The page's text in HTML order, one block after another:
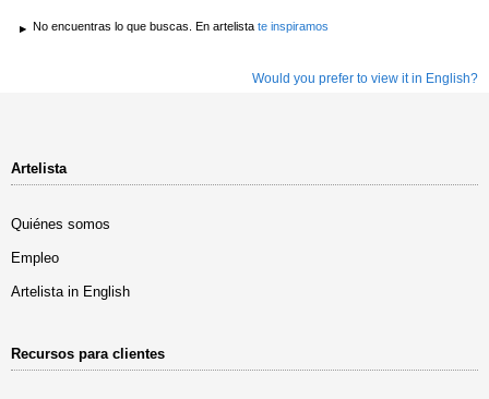
No encuentras lo que buscas. En artelista te inspiramos
Would you prefer to view it in English?
Artelista
Quiénes somos
Empleo
Artelista in English
Recursos para clientes